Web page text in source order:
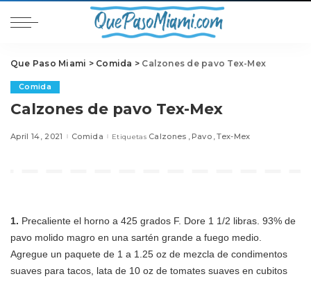
Que Paso Miami > Comida > Calzones de pavo Tex-Mex
Comida
Calzones de pavo Tex-Mex
April 14, 2021 Comida Etiquetas Calzones Pavo Tex-Mex
1. Precaliente el horno a 425 grados F. Dore 1 1/2 libras. 93% de
pavo molido magro en una sartén grande a fuego medio.
Agregue un paquete de 1 a 1.25 oz de mezcla de condimentos
suaves para tacos, lata de 10 oz de tomates suaves en cubitos